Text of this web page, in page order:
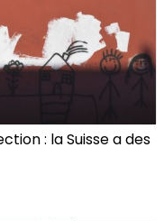
: la Suisse a des